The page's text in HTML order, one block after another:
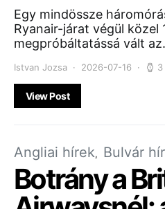
Egy mindössze
Ryanair-járat végül közel
megpróbáltatássá vált
Istvan Jozsa 2026-07-16
View Post
Angliai hírek Bulvár hír
Botrány a